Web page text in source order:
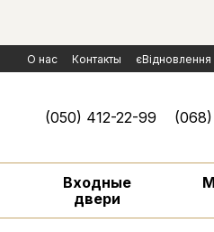
О нас Контакты єВідновлення
Политика конфиденциальности
(050) 412-22-99
Входные
двери